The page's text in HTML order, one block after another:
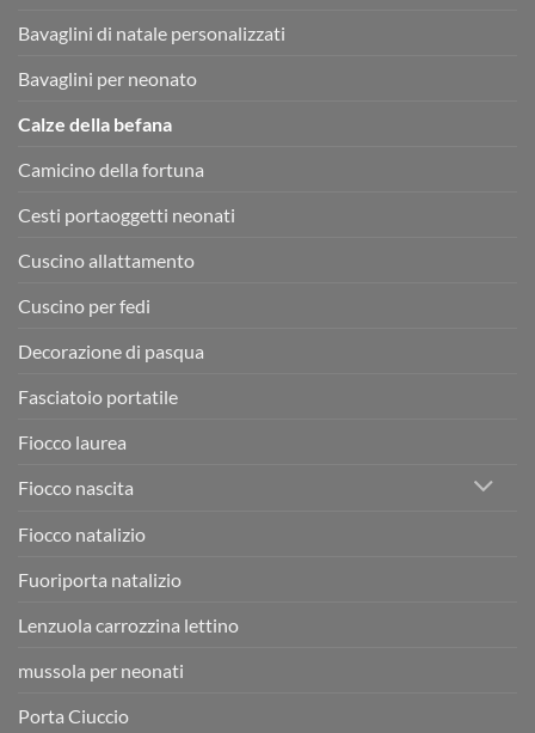
Bavaglini di natale personalizzati
Bavaglini per neonato
Calze della befana
Camicino della fortuna
Cesti portaoggetti neonati
Cuscino allattamento
Cuscino per fedi
Decorazione di pasqua
Fasciatoio portatile
Fiocco laurea
Fiocco nascita
Fiocco natalizio
Fuoriporta natalizio
Lenzuola carrozzina lettino
mussola per neonati
Porta Ciuccio